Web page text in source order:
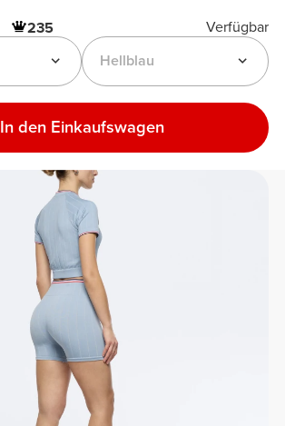
235
Verfügbar
Hellblau
In den Einkaufswagen